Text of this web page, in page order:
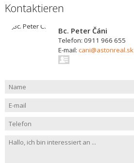
Kontaktieren
Bc. Peter Čáni
Telefon: 0911 966 655
E-mail: cani@astonreal.sk